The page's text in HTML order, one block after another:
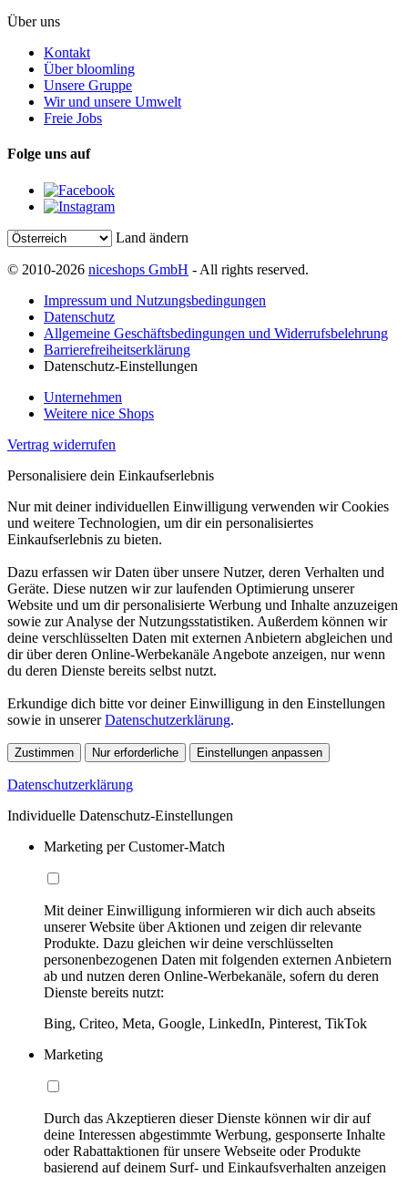
Über uns
Kontakt
Über bloomling
Unsere Gruppe
Wir und unsere Umwelt
Freie Jobs
Folge uns auf
Land ändern
© 2010-2026 niceshops GmbH - All rights reserved.
Impressum und Nutzungsbedingungen
Datenschutz
Allgemeine Geschäftsbedingungen und Widerrufsbelehrung
Barrierefreiheitserklärung
Datenschutz-Einstellungen
Unternehmen
Weitere nice Shops
Vertrag widerrufen
Personalisiere dein Einkaufserlebnis
Nur mit deiner individuellen Einwilligung verwenden wir Cookies
und weitere Technologien, um dir ein personalisiertes
Einkaufserlebnis zu bieten.
Dazu erfassen wir Daten über unsere Nutzer, deren Verhalten und
Geräte. Diese nutzen wir zur laufenden Optimierung unserer
Website und um dir personalisierte Werbung und Inhalte anzuzeigen
sowie zur Analyse der Nutzungsstatistiken. Außerdem können wir
deine verschlüsselten Daten mit externen Anbietern abgleichen und
dir über deren Online-Werbekanäle Angebote anzeigen, nur wenn
du deren Dienste bereits selbst nutzt.
Erkundige dich bitte vor deiner Einwilligung in den Einstellungen
sowie in unsererDatenschutzerklärung.
Zustimmen Nur erforderliche Einstellungen anpassen
Datenschutzerklärung
Individuelle Datenschutz-Einstellungen
Marketing per Customer-Match
Mit deiner Einwilligung informieren wir dich auch abseits
unserer Website über Aktionen und zeigen dir relevante
Produkte. Dazu gleichen wir deine verschlüsselten
personenbezogenen Daten mit folgenden externen Anbietern
ab und nutzen deren Online-Werbekanäle, sofern du deren
Dienste bereits nutzt:
Bing, Criteo, Meta, Google, LinkedIn, Pinterest, TikTok
Marketing
Durch das Akzeptieren dieser Dienste können wir dir auf
deine Interessen abgestimmte Werbung, gesponserte Inhalte
oder Rabattaktionen für unsere Webseite oder Produkte
basierend auf deinem Surf- und Einkaufsverhalten anzeigen